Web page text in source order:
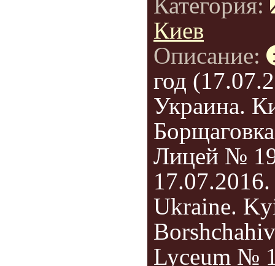
Киев
Описание:
год
Украина.
Лицей №
17.07.2016.
Ukraine.
Lyceum №